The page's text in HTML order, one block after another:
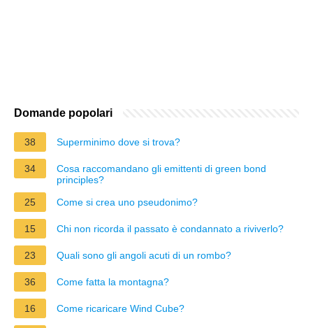
Domande popolari
38 Superminimo dove si trova?
34
Cosa raccomandano gli emittenti di green bond
principles?
25
Come si crea uno pseudonimo?
15 Chi non ricorda il passato è condannato a riviverlo?
23 Quali sono gli angoli acuti di un rombo?
36 Come fatta la montagna?
16 Come ricaricare Wind Cube?